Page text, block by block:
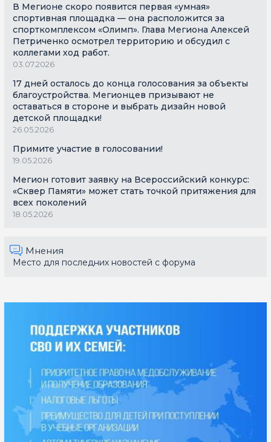
В Мегионе скоро появится первая «умная»
спортивная площадка — она расположится за
спорткомплексом «Олимп». Глава Мегиона Алексей
Петриченко осмотрел территорию и обсудил с
коллегами ход работ.
03.07.2026
17 дней осталось до конца голосования за объекты
благоустройства. Мегионцев призывают не
оставаться в стороне и выбрать дизайн новой
детской площадки!
26.05.2026
Примите участие в голосовании!
19.05.2026
Мегион готовит заявку на Всероссийский конкурс:
«Сквер Памяти» может стать точкой притяжения для
всех поколений
18.05.2026
Мнения
Место для последних новостей с форума